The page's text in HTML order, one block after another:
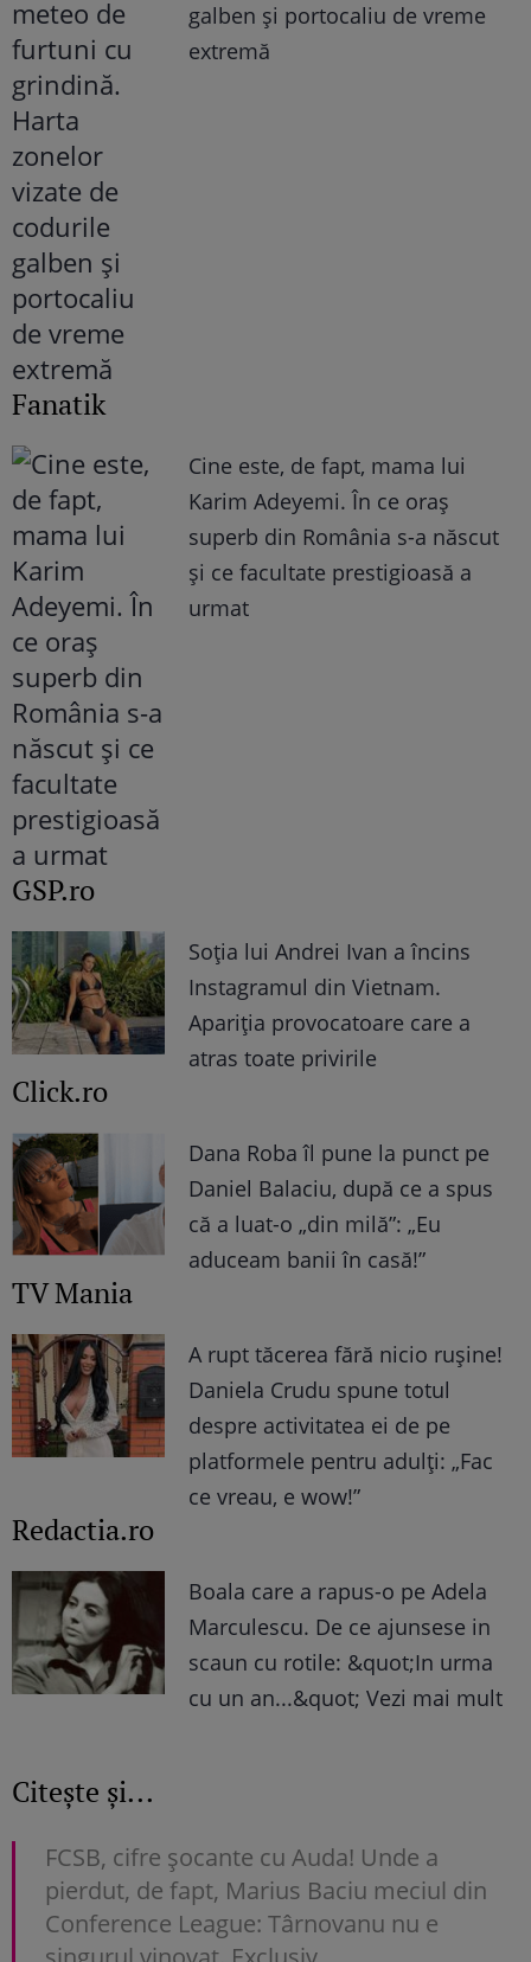
galben și portocaliu de vreme
extremă
Fanatik
Cine este, de fapt, mama lui
Karim Adeyemi. În ce oraș
superb din România s-a născut
și ce facultate prestigioasă a
urmat
GSP.ro
Soția lui Andrei Ivan a încins
Instagramul din Vietnam.
Apariția provocatoare care a
atras toate privirile
Click.ro
Dana Roba îl pune la punct pe
Daniel Balaciu, după ce a spus
că a luat-o „din milă”: „Eu
aduceam banii în casă!”
TV Mania
A rupt tăcerea fără nicio rușine!
Daniela Crudu spune totul
despre activitatea ei de pe
platformele pentru adulți: „Fac
ce vreau, e wow!”
Redactia.ro
Boala care a rapus-o pe Adela
Marculescu. De ce ajunsese in
scaun cu rotile: &quot;In urma
cu un an...&quot; Vezi mai mult
Citește și...
FCSB, cifre șocante cu Auda! Unde a
pierdut, de fapt, Marius Baciu meciul din
Conference League: Târnovanu nu e